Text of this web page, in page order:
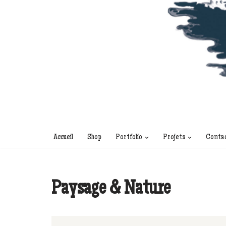
Accueil Shop Portfolio Projets
Paysage & Nature